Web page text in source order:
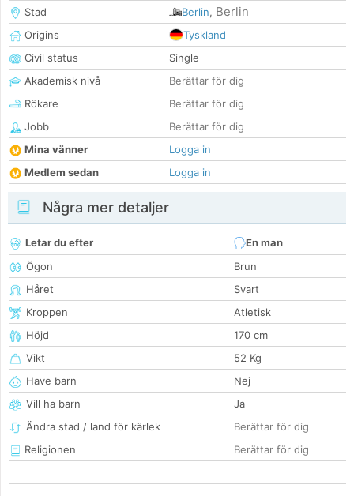
Stad
Berlin, Berlin
Origins
Tyskland
Civil status
Single
Akademisk nivå
Berättar för dig
Rökare
Berättar för dig
Jobb
Berättar för dig
Mina vänner
Logga in
Medlem sedan
Logga in
Några mer detaljer
Letar du efter
En man
Ögon
Brun
Håret
Svart
Kroppen
Atletisk
Höjd
170 cm
Vikt
52 Kg
Have barn
Nej
Vill ha barn
Ja
Ändra stad / land för kärlek
Berättar för dig
Religionen
Berättar för dig